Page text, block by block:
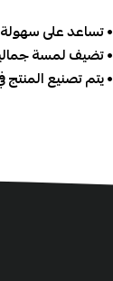
• تساعد على سهولة
• تضيف لمسة
• يتم تصنيع المنتج في خلال 3 ايام من تاريخ الطلب ثم